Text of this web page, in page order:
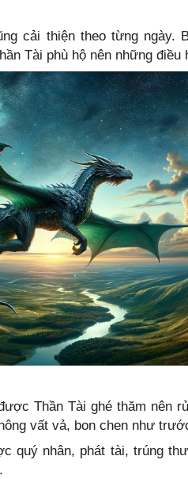
cải thiện theo từng ngày.
Tài phù hộ nên những điều
Thần Tài ghé thăm nên
vất vả, bon chen như
quý nhân, phát tài, trúng